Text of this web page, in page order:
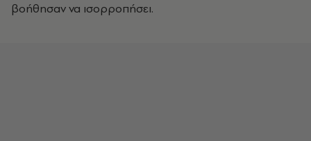
βοήθησαν να ισορροπήσει.